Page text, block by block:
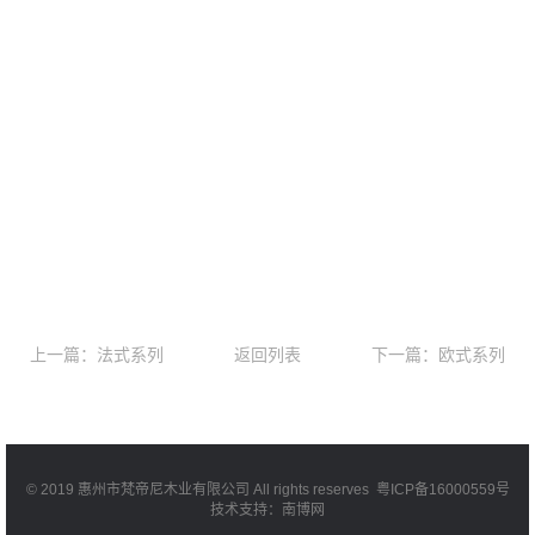
上一篇：法式系列 返回列表 下一篇：欧式系列
© 2019 惠州市梵帝尼木业有限公司 All rights reserves 粤ICP备16000559号
技术支持：南博网